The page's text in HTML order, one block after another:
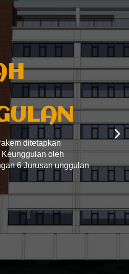
ditetapkan
oleh
6 Jurusan unggulan